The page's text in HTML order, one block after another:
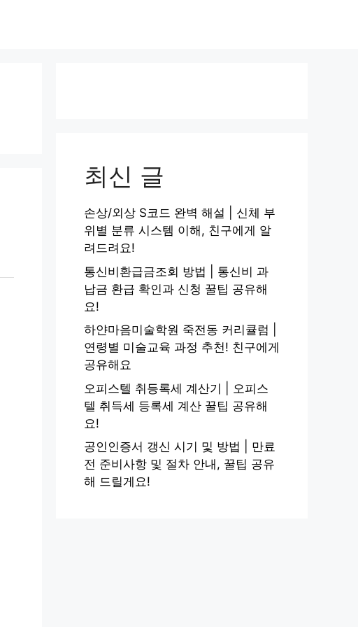
최신 글
손상/외상 S코드 완벽 해설 | 신체 부
위별 분류 시스템 이해, 친구에게 알
려드려요!
통신비환급금조회 방법 | 통신비 과
납금 환급 확인과 신청 꿀팁 공유해
요!
하얀마음미술학원 죽전동 커리큘럼 |
연령별 미술교육 과정 추천! 친구에게
공유해요
오피스텔 취등록세 계산기 | 오피스
텔 취득세 등록세 계산 꿀팁 공유해
요!
공인인증서 갱신 시기 및 방법 | 만료
전 준비사항 및 절차 안내, 꿀팁 공유
해 드릴게요!